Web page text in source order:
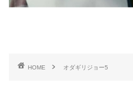
HOME オダギリジョー5